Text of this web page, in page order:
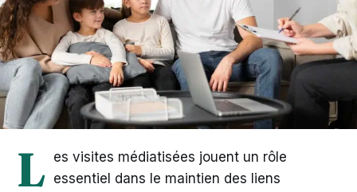
L es visites médiatisées jouent un rôle
essentiel dans le maintien des liens